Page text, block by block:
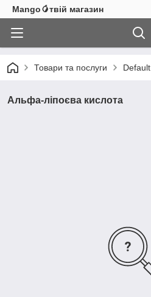
Mango🥭твій магазин
Товари та послуги
Альфа-ліпоєва кислота